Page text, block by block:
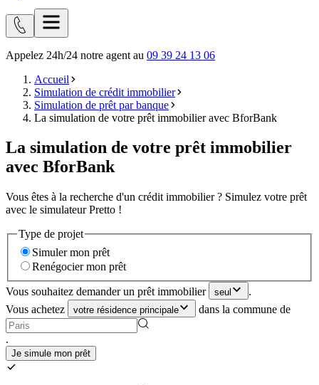
Appelez 24h/24 notre agent au 09 39 24 13 06
Accueil
Simulation de crédit immobilier
Simulation de prêt par banque
La simulation de votre prêt immobilier avec BforBank
La simulation de votre prêt immobilier
avec BforBank
Vous êtes à la recherche d'un crédit immobilier ? Simulez votre prêt
avec le simulateur Pretto !
Type de projet
Simuler mon prêt
Renégocier mon prêt
Vous souhaitez demander un prêt immobilier seul
.
Vous achetez
votre résidence principale dans la commune de
.
Je simule mon prêt